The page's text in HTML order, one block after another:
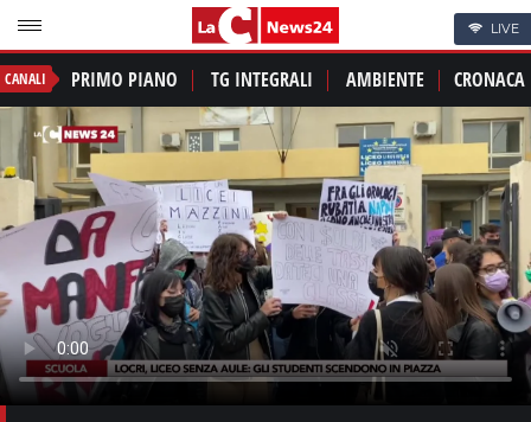
LIVE
CANALI PRIMO PIANO TG INTEGRALI AMBIENTE CRONACA